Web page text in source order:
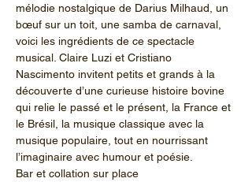
mélodie nostalgique de Darius Milhaud, un
bœuf sur un toit, une samba de carnaval,
voici les ingrédients de ce spectacle
musical. Claire Luzi et Cristiano
Nascimento invitent petits et grands à la
découverte d’une curieuse histoire bovine
qui relie le passé et le présent, la France et
le Brésil, la musique classique avec la
musique populaire, tout en nourrissant
l’imaginaire avec humour et poésie.
Bar et collation sur place